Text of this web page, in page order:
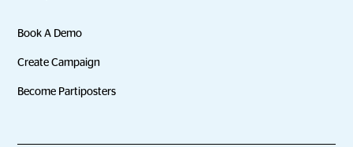
Book A Demo
Create Campaign
Become Partiposters